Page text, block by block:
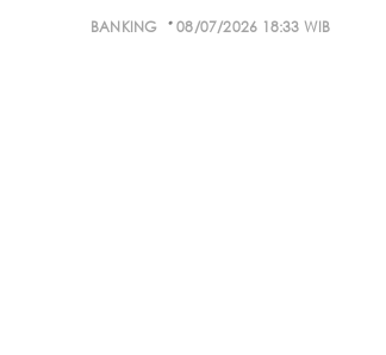
BANKING · 08/07/2026 18:33 WIB